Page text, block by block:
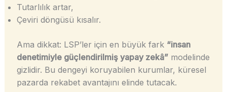
Tutarlılık artar,
Çeviri döngüsü kısalır.
Ama dikkat: LSP’ler için en büyük fark “insan
denetimiyle güçlendirilmiş yapay zekâ”modelinde
gizlidir. Bu dengeyi koruyabilen kurumlar, küresel
pazarda rekabet avantajını elinde tutacak.